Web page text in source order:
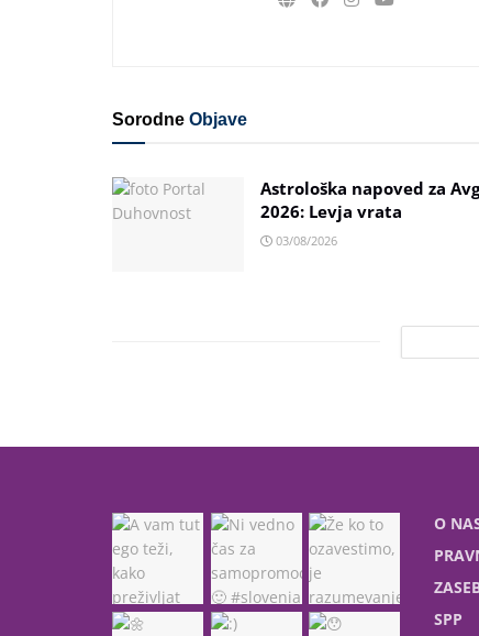
Sorodne Objave
Astrološka napoved za
2026: Levja vrata
03/08/2026
O
SPP